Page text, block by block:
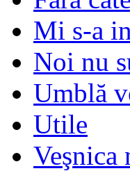
Mi s-a
Noi nu
Umblă
Utile
Veşnica